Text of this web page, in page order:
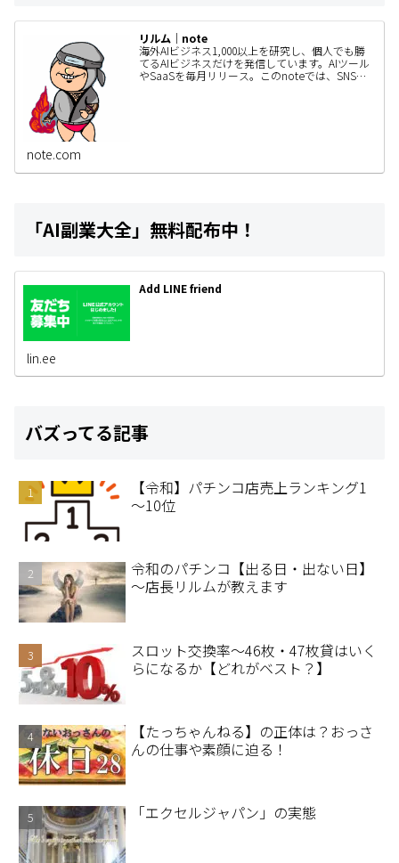
リルム｜note
海外AIビジネス1,000以上を研究し、個人でも勝
てるAIビジネスだけを発信しています。AIツール
やSaaSを毎月リリース。このnoteでは、SNSで
note.com
「AI副業大全」無料配布中！
Add LINE friend
lin.ee
バズってる記事
【令和】パチンコ店売上ランキング1
～10位
令和のパチンコ【出る日・出ない日】
～店長リルムが教えます
スロット交換率～46枚・47枚貸はいく
らになるか【どれがベスト？】
【たっちゃんねる】の正体は？おっさ
んの仕事や素顔に迫る！
「エクセルジャパン」の実態